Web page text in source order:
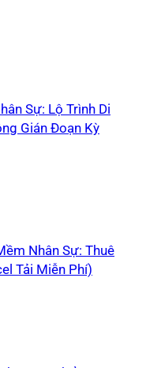
Sự: Lộ Trình Di
Gián Đoạn Kỳ
Nhân Sự: Thuê
Tải Miễn Phí)